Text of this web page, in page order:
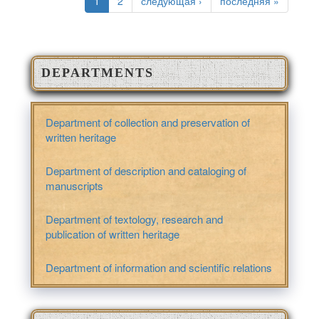
DEPARTMENTS
Department of collection and preservation of
written heritage
Department of description and cataloging of
manuscripts
Department of textology, research and
publication of written heritage
Department of information and scientific relations